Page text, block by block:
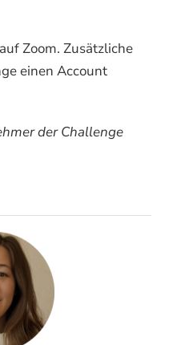
Zoom. Zusätzliche
einen Account
der Challenge